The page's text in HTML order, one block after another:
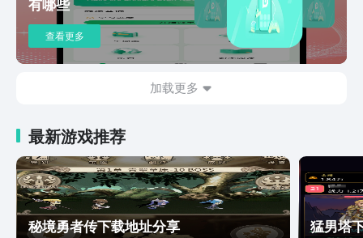
调，都会带来全新的游戏体验。以上就是关于星之旅人下
载安装教程的相关内容，游戏既有放置挂机的休闲轻松，
又有策略搭配的趣味性，快来试试吧，保准让你玩得过
瘾。无论你是学生党还是工作党，都能利用空闲时间尽享
有哪些
查看更多
加载更多
最新游戏推荐
秘境勇者传下载地址分享 猛男塔